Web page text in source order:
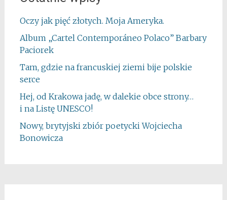
Oczy jak pięć złotych. Moja Ameryka.
Album „Cartel Contemporáneo Polaco” Barbary
Paciorek
Tam, gdzie na francuskiej ziemi bije polskie
serce
Hej, od Krakowa jadę, w dalekie obce strony…
i na Listę UNESCO!
Nowy, brytyjski zbiór poetycki Wojciecha
Bonowicza